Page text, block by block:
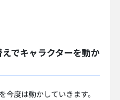
でキャラクターを動か
今度は動かしていきます。